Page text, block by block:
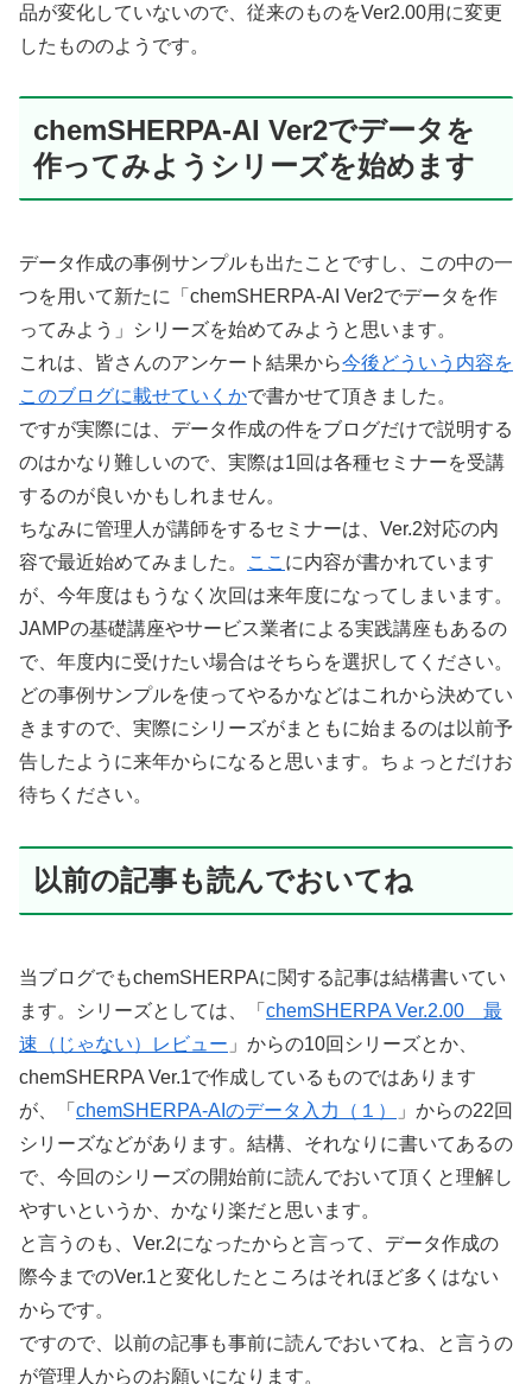
品が変化していないので、従来のものをVer2.00用に変更
したもののようです。
chemSHERPA-AI Ver2でデータを
作ってみようシリーズを始めます
データ作成の事例サンプルも出たことですし、この中の一
つを用いて新たに「chemSHERPA-AI Ver2でデータを作
ってみよう」シリーズを始めてみようと思います。
これは、皆さんのアンケート結果から今後どういう内容を
このブログに載せていくかで書かせて頂きました。
ですが実際には、データ作成の件をブログだけで説明する
のはかなり難しいので、実際は1回は各種セミナーを受講
するのが良いかもしれません。
ちなみに管理人が講師をするセミナーは、Ver.2対応の内
容で最近始めてみました。
ここ に内容が書かれています
が、今年度はもうなく次回は来年度になってしまいます。
JAMPの基礎講座やサービス業者による実践講座もあるの
で、年度内に受けたい場合はそちらを選択してください。
どの事例サンプルを使ってやるかなどはこれから決めてい
きますので、実際にシリーズがまともに始まるのは以前予
告したように来年からになると思います。ちょっとだけお
待ちください。
以前の記事も読んでおいてね
当ブログでもchemSHERPAに関する記事は結構書いてい
ます。シリーズとしては、「 chemSHERPA Ver.2.00 最
速（じゃない）レビュー 」からの10回シリーズとか、
chemSHERPA Ver.1で作成しているものではあります
が、「 chemSHERPA-AIのデータ入力（１）
」からの22回
シリーズなどがあります。結構、それなりに書いてあるの
で、今回のシリーズの開始前に読んでおいて頂くと理解し
やすいというか、かなり楽だと思います。
と言うのも、Ver.2になったからと言って、データ作成の
際今までのVer.1と変化したところはそれほど多くはない
からです。
ですので、以前の記事も事前に読んでおいてね、と言うの
が管理人からのお願いになります。